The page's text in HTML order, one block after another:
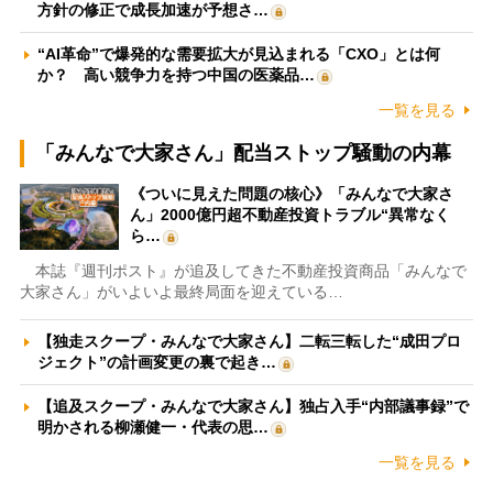
方針の修正で成長加速が予想さ…
“AI革命”で爆発的な需要拡大が見込まれる「CXO」とは何
か？ 高い競争力を持つ中国の医薬品…
一覧を見る
「みんなで大家さん」配当ストップ騒動の内幕
《ついに見えた問題の核心》「みんなで大家さ
ん」2000億円超不動産投資トラブル“異常なく
ら…
本誌『週刊ポスト』が追及してきた不動産投資商品「みんなで
大家さん」がいよいよ最終局面を迎えている…
【独走スクープ・みんなで大家さん】二転三転した“成田プロ
ジェクト”の計画変更の裏で起き…
【追及スクープ・みんなで大家さん】独占入手“内部議事録”で
明かされる柳瀬健一・代表の思…
一覧を見る